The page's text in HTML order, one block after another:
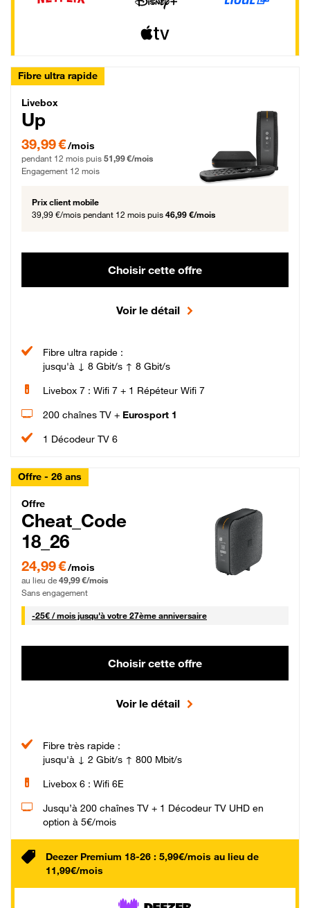
Fibre ultra rapide
Livebox Up Fibre
Livebox
Up
39,99 € par mois pendant 12 mois puis 51,99 € par mois, Engagement 12 mois
39,99 €/mois
pendant 12 mois puis 51,99 €/mois
Engagement 12 mois
Prix client mobile
39,99 €/mois pendant 12 mois puis 46,99 €/mois
Choisir cette offre
Voir le détail
Fibre ultra rapide :
jusqu'à ↓ 8 Gbit/s ↑ 8 Gbit/s
Livebox 7 : Wifi 7 + 1 Répéteur Wifi 7
200 chaînes TV + Eurosport 1
1 Décodeur TV 6
Offre - 26 ans
Cheat_Code Fibre_18_26
Offre
Cheat_Code
18_26
24,99 € par mois pendant 0 mois puis 49,99 € par mois, Sans engagement
24,99 €/mois
au lieu de 49,99 €/mois
Sans engagement
-25€ / mois25 € par mois
jusqu'à votre 27ème anniversaire
Choisir cette offre
Voir le détail
Fibre très rapide :
jusqu'à ↓ 2 Gbit/s ↑ 800 Mbit/s
Livebox 6 : Wifi 6E
Jusqu’à 200 chaînes TV + 1 Décodeur TV UHD en
option à 5€/mois
Deezer Premium 18-26 : 5,99€/mois au lieu de
11,99€/mois